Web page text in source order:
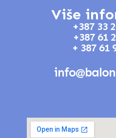
Više
+387 33
+387 61
+ 387 61